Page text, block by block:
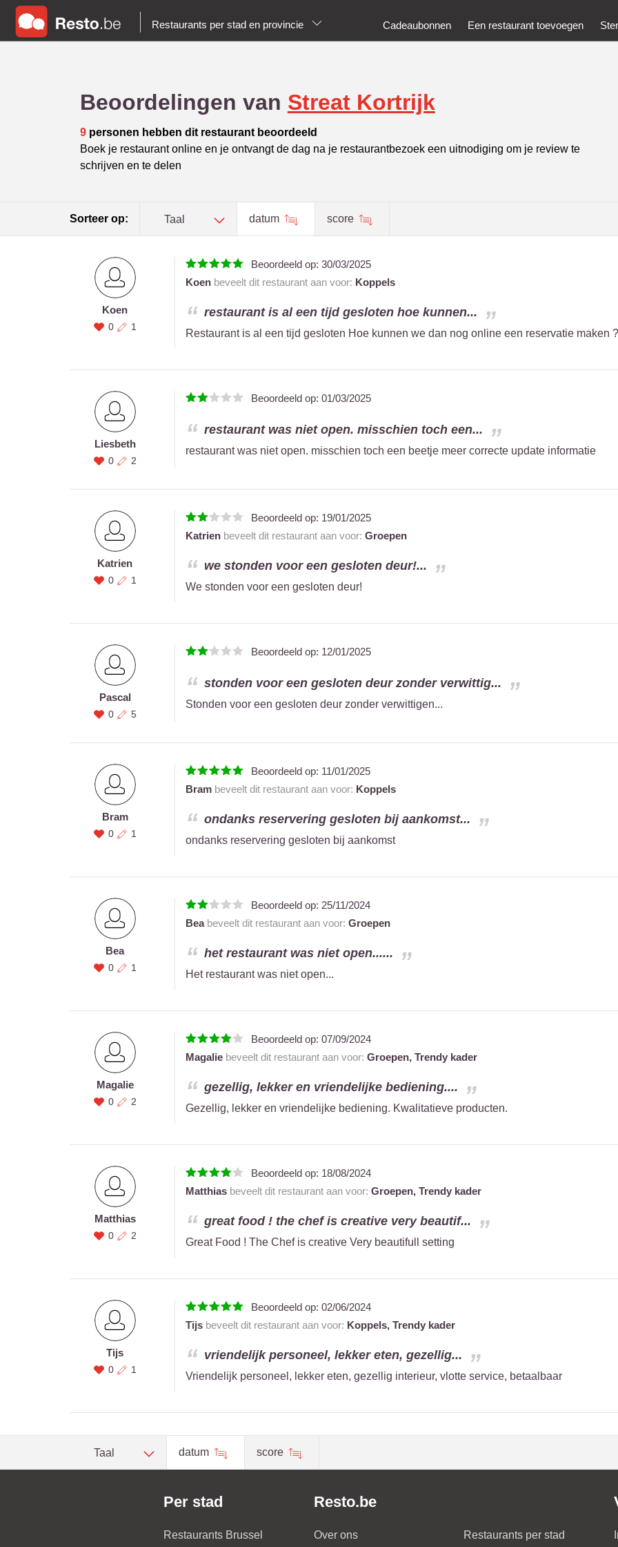
Restaurants per stad en provincie Cadeaubonnen Een restaurant toevoegen
Beoordelingen van Streat Kortrijk
9personen hebben dit restaurant beoordeeld
Boek je restaurant online en je ontvangt de dag na je restaurantbezoek een uitnodiging om je review te
schrijven en te delen
Sorteer op: Taal datum score
Koen
0 1
Beoordeeld op: 30/03/2025
Koenbeveelt dit restaurant aan voor: Koppels
restaurant is al een tijd gesloten hoe kunnen...
Restaurant is al een tijd gesloten Hoe kunnen we dan nog online een reservatie maken
Liesbeth
0 2
Beoordeeld op: 01/03/2025
restaurant was niet open. misschien toch een...
restaurant was niet open. misschien toch een beetje meer correcte update informatie
Katrien
0 1
Beoordeeld op: 19/01/2025
Katrienbeveelt dit restaurant aan voor: Groepen
we stonden voor een gesloten deur!...
We stonden voor een gesloten deur!
Pascal
0 5
Beoordeeld op: 12/01/2025
stonden voor een gesloten deur zonder verwittig...
Stonden voor een gesloten deur zonder verwittigen...
Bram
0 1
Beoordeeld op: 11/01/2025
Brambeveelt dit restaurant aan voor: Koppels
ondanks reservering gesloten bij aankomst...
ondanks reservering gesloten bij aankomst
Bea
0 1
Beoordeeld op: 25/11/2024
Beabeveelt dit restaurant aan voor: Groepen
het restaurant was niet open......
Het restaurant was niet open...
Magalie
0 2
Beoordeeld op: 07/09/2024
Magaliebeveelt dit restaurant aan voor: Groepen, Trendy kader
gezellig, lekker en vriendelijke bediening....
Gezellig, lekker en vriendelijke bediening. Kwalitatieve producten.
Matthias
0 2
Beoordeeld op: 18/08/2024
Matthiasbeveelt dit restaurant aan voor: Groepen, Trendy kader
great food ! the chef is creative very beautif...
Great Food ! The Chef is creative Very beautifull setting
Tijs
0 1
Beoordeeld op: 02/06/2024
Tijsbeveelt dit restaurant aan voor: Koppels, Trendy kader
vriendelijk personeel, lekker eten, gezellig...
Vriendelijk personeel, lekker eten, gezellig interieur, vlotte service, betaalbaar
Taal datum score
Per stad
Restaurants Brussel
Resto.be
Over ons Restaurants per stad